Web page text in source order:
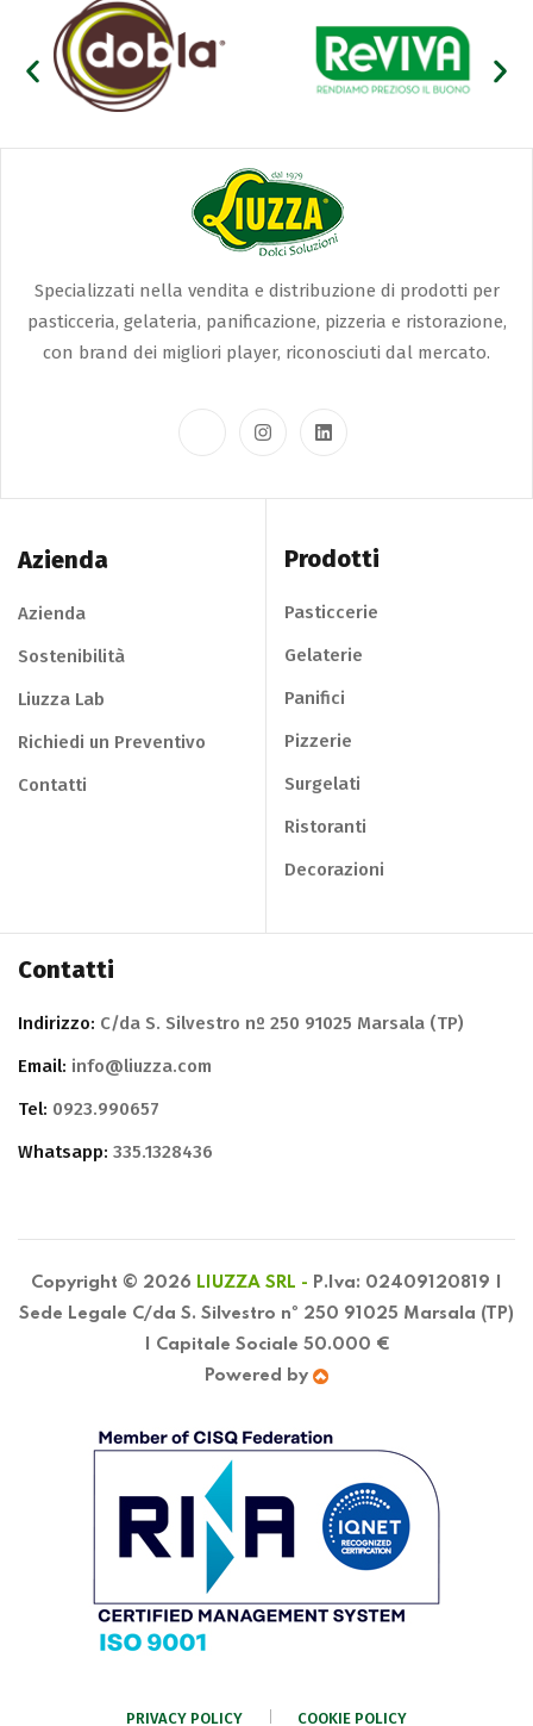
Specializzati nella vendita e distribuzione di prodotti per
pasticceria, gelateria, panificazione, pizzeria e ristorazione,
con brand dei migliori player, riconosciuti dal mercato.
Azienda
Azienda
Sostenibilità
Liuzza Lab
Richiedi un Preventivo
Contatti
Prodotti
Pasticcerie
Gelaterie
Panifici
Pizzerie
Surgelati
Ristoranti
Decorazioni
Contatti
Indirizzo: C/da S. Silvestro nº 250 91025 Marsala (TP)
Email: info@liuzza.com
Tel: 0923.990657
Whatsapp: 335.1328436
Copyright © 2026 LIUZZA SRL - P.Iva: 02409120819 |
Sede Legale C/da S. Silvestro nº 250 91025 Marsala (TP)
| Capitale Sociale 50.000 €
Powered by
PRIVACY POLICY COOKIE POLICY